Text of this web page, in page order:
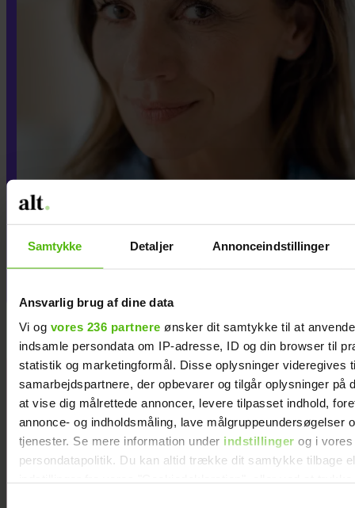
Samtykke Detaljer Annonceindstillinger
Ansvarlig brug af dine data
Vi og vores 236 partnere ønsker dit samtykke til at
indsamle persondata om IP-adresse, ID og din browser til
statistik og marketingformål. Disse oplysninger videregives
samarbejdspartnere, der opbevarer og tilgår oplysninger på
at vise dig målrettede annoncer, levere tilpasset indhold,
annonce- og indholdsmåling, lave målgruppeundersøgelser
tjenester. Se mere information under indstillinger og i vores
persondatapolitik. Du kan altid trække dit samtykke tilbage
Jeg vil aldrig tilgive min
eksmand for det, han
gjorde, efter jeg forlod ham
Hækl selv de
12 stjernetegn